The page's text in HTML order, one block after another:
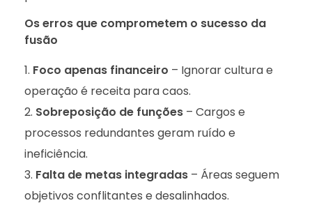
Os erros que comprometem o sucesso da
fusão
Foco apenas financeiro – Ignorar cultura e
operação é receita para caos.
Sobreposição de funções – Cargos e
processos redundantes geram ruído e
ineficiência.
Falta de metas integradas – Áreas seguem
objetivos conflitantes e desalinhados.